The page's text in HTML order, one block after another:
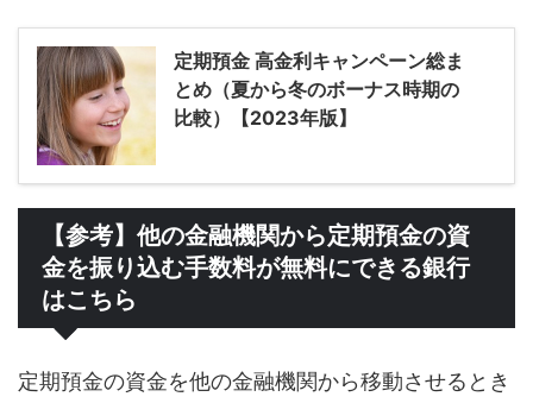
定期預金 高金利キャンペーン総ま
とめ（夏から冬のボーナス時期の
比較）【2023年版】
【参考】他の金融機関から定期預金の資
金を振り込む手数料が無料にできる銀行
はこちら
定期預金の資金を他の金融機関から移動させるとき